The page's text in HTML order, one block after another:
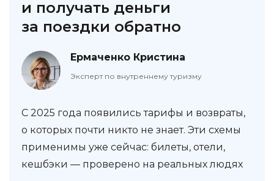
и получать деньги
за поездки обратно
Ермаченко Кристина
Эксперт по внутреннему туризму
С 2025 года появились тарифы и возвраты,
о которых почти никто не знает. Эти схемы
применимы уже сейчас: билеты, отели,
кешбэки — проверено на реальных людях